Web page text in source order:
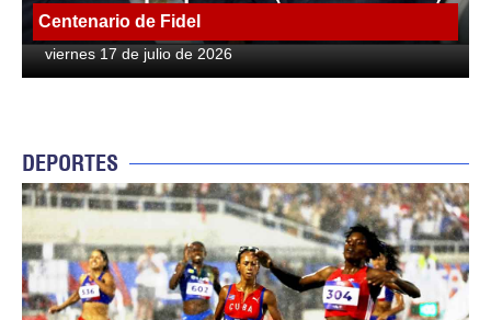
Centenario de Fidel
viernes 17 de julio de 2026
DEPORTES